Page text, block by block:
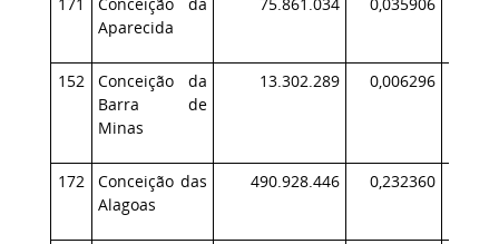
Aparecida
152
Conceição da
Barra de
Minas
13.302.289 0,006296
172
Conceição das
Alagoas
490.928.446 0,232360